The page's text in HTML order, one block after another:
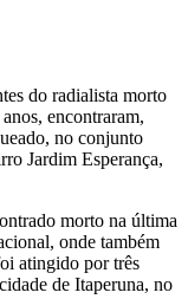
do radialista morto
encontraram,
no conjunto
Jardim Esperança,
morto na última
onde também
atingido por três
de Itaperuna, no